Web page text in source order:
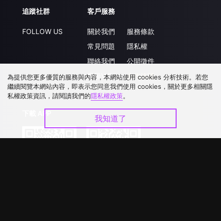
追蹤社群
FOLLOW US
客戶服務
關於我們
常見問題
聯絡我們
升級VIP
服務條款
隱私權
公開徵件
合作洽談
為提供您更多優質的服務與內容，本網站使用 cookies 分析技術。若您
繼續閱覽本網站內容，即表示您同意我們使用 cookies，關於更多相關隱
私權政策資訊，請閱讀我們的隱私權政策。
我知道了